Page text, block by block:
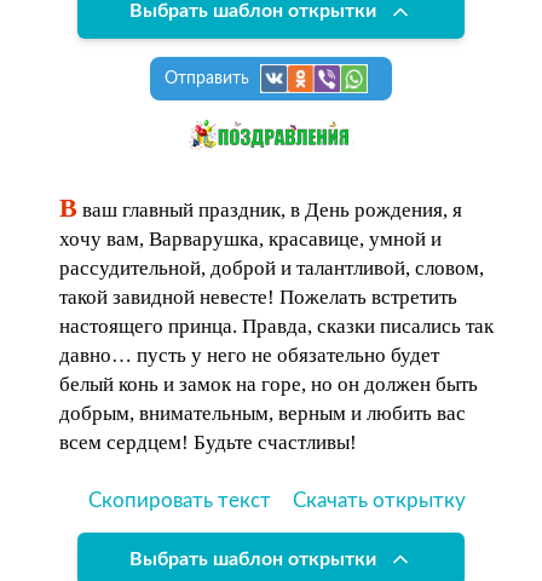
Выбрать шаблон открытки
Отправить
В ваш главный праздник, в День рождения, я
хочу вам, Варварушка, красавице, умной и
рассудительной, доброй и талантливой, словом,
такой завидной невесте! Пожелать встретить
настоящего принца. Правда, сказки писались так
давно… пусть у него не обязательно будет
белый конь и замок на горе, но он должен быть
добрым, внимательным, верным и любить вас
всем сердцем! Будьте счастливы!
Скопировать текст Скачать открытку
Выбрать шаблон открытки